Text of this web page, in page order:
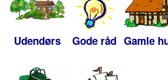
Udendørs Gode råd Gamle